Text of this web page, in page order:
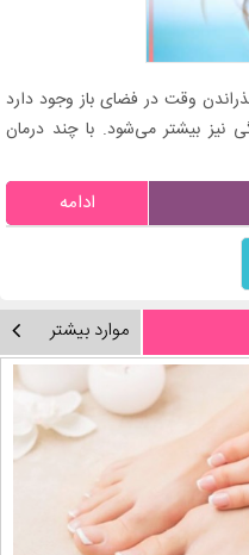
وقت در فضای باز وجود دارد
نیز بیشتر می‌شود. با چند درمان
ادامه
موارد بیشتر